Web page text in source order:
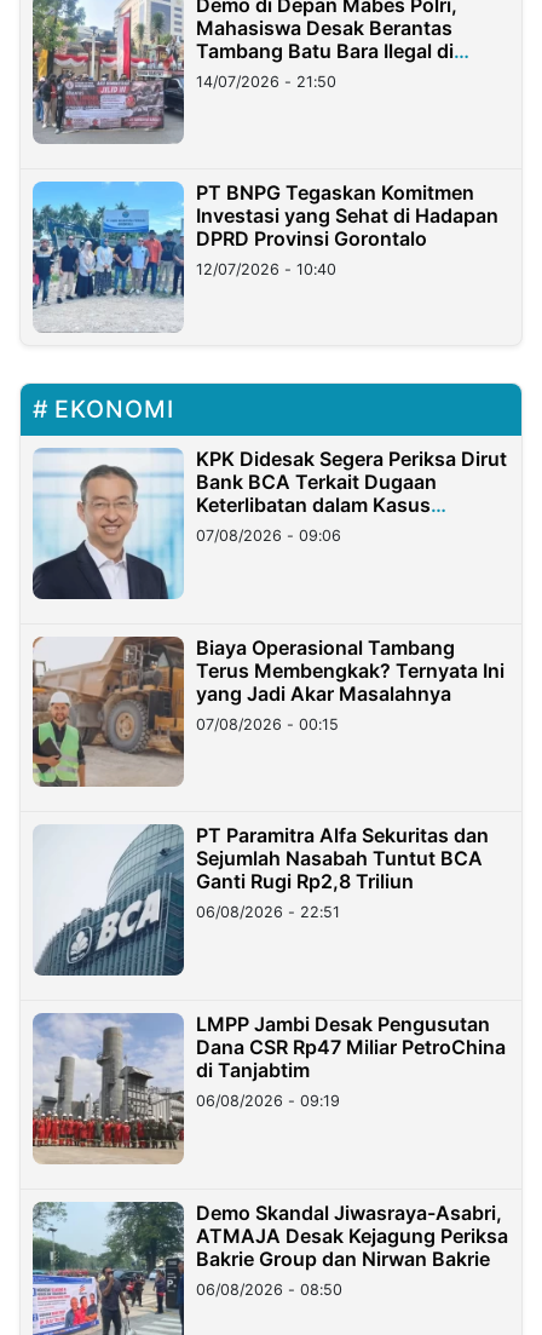
Mahasiswa Desak Berantas
Tambang Batu Bara Ilegal di
Lampung
14/07/2026 - 21:50
PT BNPG Tegaskan Komitmen
Investasi yang Sehat di Hadapan
DPRD Provinsi Gorontalo
12/07/2026 - 10:40
EKONOMI
KPK Didesak Segera Periksa Dirut
Bank BCA Terkait Dugaan
Keterlibatan dalam Kasus
Hilangnya Dana Nasabah Rp2,58
Miliar
07/08/2026 - 09:06
Biaya Operasional Tambang
Terus Membengkak? Ternyata Ini
yang Jadi Akar Masalahnya
07/08/2026 - 00:15
PT Paramitra Alfa Sekuritas dan
Sejumlah Nasabah Tuntut BCA
Ganti Rugi Rp2,8 Triliun
06/08/2026 - 22:51
LMPP Jambi Desak Pengusutan
Dana CSR Rp47 Miliar PetroChina
di Tanjabtim
06/08/2026 - 09:19
Demo Skandal Jiwasraya-Asabri,
ATMAJA Desak Kejagung Periksa
Bakrie Group dan Nirwan Bakrie
06/08/2026 - 08:50